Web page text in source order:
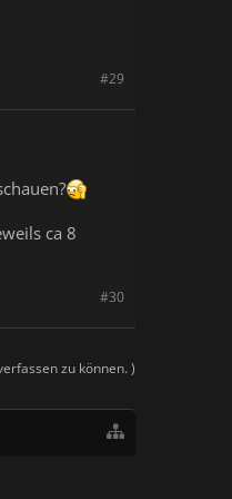
#29
ca 8
#30
zu können. )